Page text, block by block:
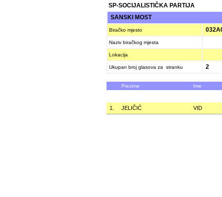
SP-SOCIJALISTIČKA PARTIJA
SANSKI MOST
Biračko mjesto
Naziv biračkog mjesta
Lokacija
Ukupan broj glasova za stranku 2
Prezime Ime
1. JELIČIĆ VID